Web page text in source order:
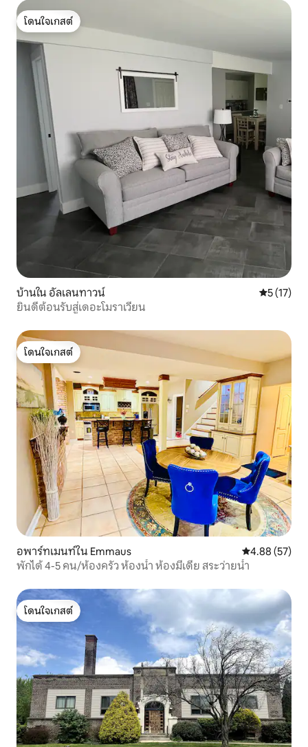
โดนใจเกสต์
โดนใจเกสต์
บ้านใน อัลเลนทาวน์ คะแนนเฉลี่
5 (17)
ยินดีต้อนรับสู่เดอะโมราเวียน
โดนใจเกสต์
โดนใจเกสต์
อพาร์ทเมนท์ใน Emmaus คะแนนเฉลี่ย
4.88 (57)
พักได้ 4-5 คน/ห้องครัว ห้องน้ำ ห้องมีเดีย สระว่ายน้ำ
โดนใจเกสต์
โดนใจเกสต์